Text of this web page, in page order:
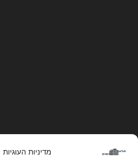
מדיניות העוגיות